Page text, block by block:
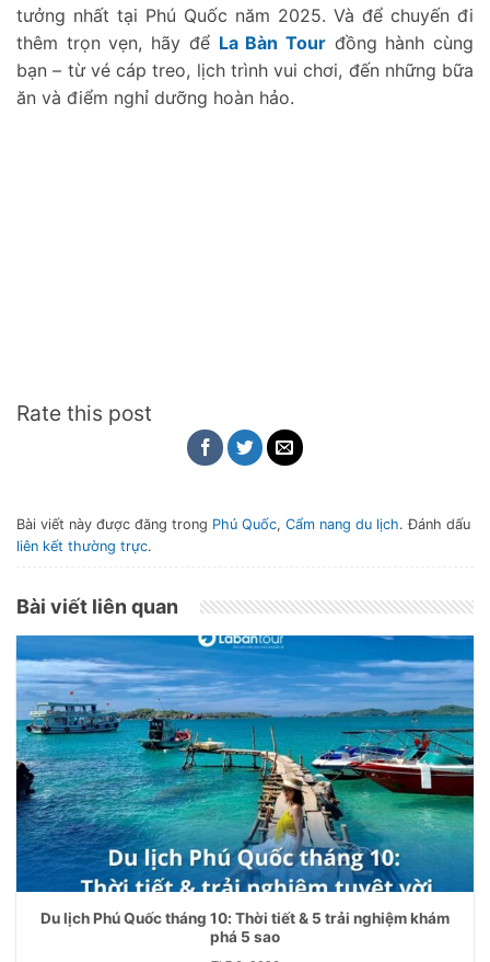
tưởng nhất tại Phú Quốc năm 2025. Và để chuyến đi
thêm trọn vẹn, hãy để La Bàn Tourđồng hành cùng
bạn – từ vé cáp treo, lịch trình vui chơi, đến những bữa
ăn và điểm nghỉ dưỡng hoàn hảo.
Rate this post
Bài viết này được đăng trong Phú Quốc, Cẩm nang du lịch. Đánh dấu
liên kết thường trực.
Bài viết liên quan
Du lịch Phú Quốc tháng 10: Thời tiết & 5 trải nghiệm khám
phá 5 sao